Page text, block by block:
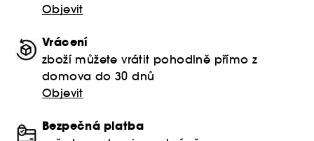
Objevit
Vrácení
zboží můžete vrátit pohodlně přímo z
domova do 30 dnů
Objevit
Bezpečná platba